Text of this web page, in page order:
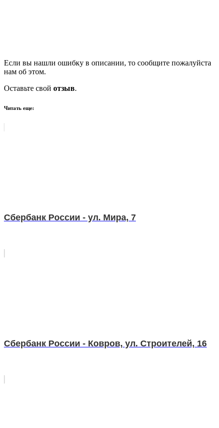
Если вы нашли ошибку в описании, то сообщите пожалуйста
нам об этом.
Оставьте свой отзыв.
Читать еще:
Сбербанк России - ул. Мира, 7
Сбербанк России - Ковров, ул. Строителей, 16